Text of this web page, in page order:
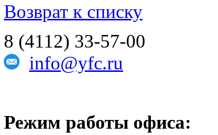
Возврат к списку
8 (4112) 33-57-00
info@yfc.ru
Режим работы офиса: